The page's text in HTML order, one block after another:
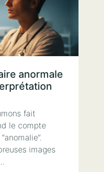
anormale
fait
le compte
images